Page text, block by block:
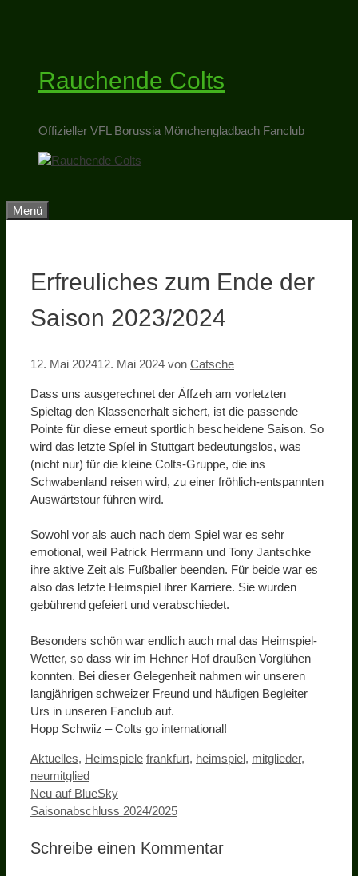
Rauchende Colts
Offizieller VFL Borussia Mönchengladbach Fanclub
Menü
Erfreuliches zum Ende der
Saison 2023/2024
12. Mai 202412. Mai 2024 von Catsche
Dass uns ausgerechnet der Äffzeh am vorletzten
Spieltag den Klassenerhalt sichert, ist die passende
Pointe für diese erneut sportlich bescheidene Saison. So
wird das letzte Spíel in Stuttgart bedeutungslos, was
(nicht nur) für die kleine Colts-Gruppe, die ins
Schwabenland reisen wird, zu einer fröhlich-entspannten
Auswärtstour führen wird.
Sowohl vor als auch nach dem Spiel war es sehr
emotional, weil Patrick Herrmann und Tony Jantschke
ihre aktive Zeit als Fußballer beenden. Für beide war es
also das letzte Heimspiel ihrer Karriere. Sie wurden
gebührend gefeiert und verabschiedet.
Besonders schön war endlich auch mal das Heimspiel-
Wetter, so dass wir im Hehner Hof draußen Vorglühen
konnten. Bei dieser Gelegenheit nahmen wir unseren
langjährigen schweizer Freund und häufigen Begleiter
Urs in unseren Fanclub auf.
Hopp Schwiiz – Colts go international!
Kategorien
Aktuelles, Heimspiele Schlagwörter
frankfurt, heimspiel, mitglieder,
neumitglied
Neu auf BlueSky
Saisonabschluss 2024/2025
Schreibe einen Kommentar